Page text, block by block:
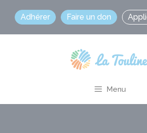
contenu
Adhérer Faire un don
Menu